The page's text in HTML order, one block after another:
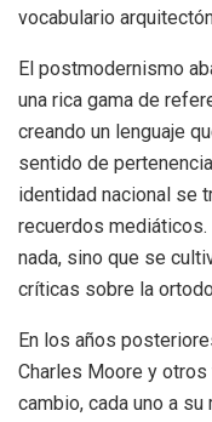
vocabulario
El postmodernismo
una rica gama de
creando un lenguaje
sentido de
identidad nacional se
recuerdos
nada, sino que se
críticas sobre la
En los años
Charles Moore y
cambio, cada uno a